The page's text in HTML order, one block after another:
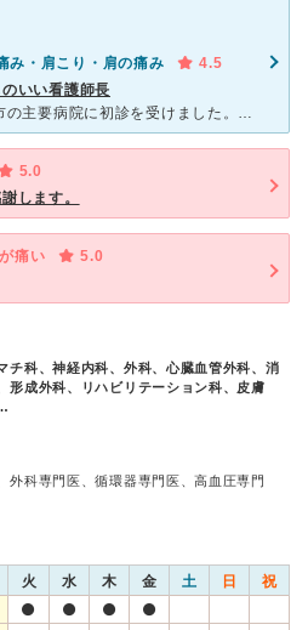
み・肩こり・肩の痛み
4.5
いい看護師長
過日交通事故に遭い、K県T市の主要病院に初診を受けました。ろくな問診も無く、首・肩・腰等違和感を訴えるも首・CTを一方的に撮られ近くの病院に紹介状を書かれました。T市T病院でも同様訴えるもろくな問診・
5.0
します。
痛い
5.0
チ科、神経内科、外科、心臓血管外科、消
形成外科、リハビリテーション科、皮膚
外科専門医、循環器専門医、高血圧専門
火 水 木 金 土 日 祝